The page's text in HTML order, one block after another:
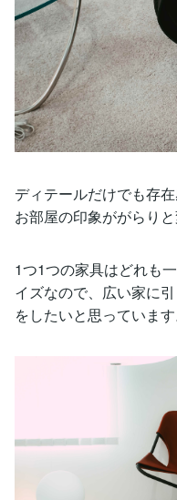
ディテールだけでも存
お部屋の印象ががらり
1つ1つの家具はどれも
イズなので、広い家に
をしたいと思っています